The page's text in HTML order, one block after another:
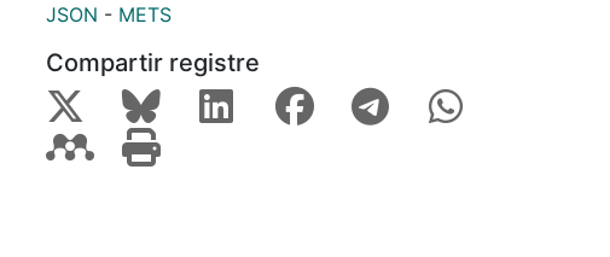
JSON - METS
Compartir registre